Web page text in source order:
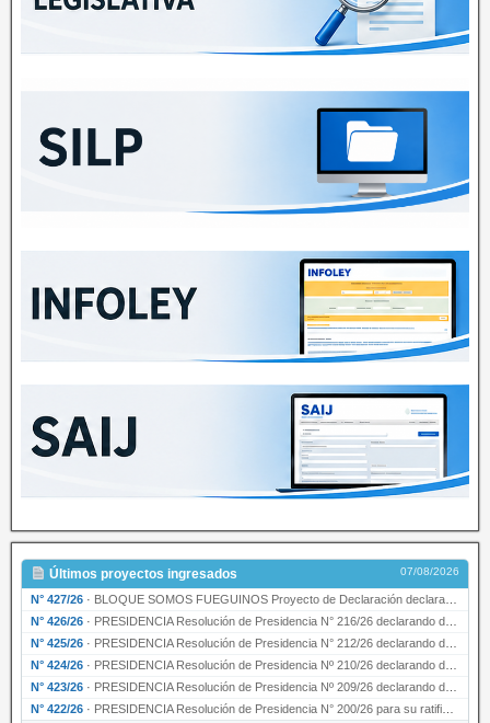
Últimos proyectos ingresados 07/08/2026
N° 427/26 · BLOQUE SOMOS FUEGUINOS Proyecto de Declaración declarando de interés provincial PRESIDENCI…
N° 426/26 · PRESIDENCIA Resolución de Presidencia N° 216/26 declarando de interés provincial la labor …
N° 425/26 · PRESIDENCIA Resolución de Presidencia N° 212/26 declarando de interés provincial el “50° A…
N° 424/26 · PRESIDENCIA Resolución de Presidencia Nº 210/26 declarando de interés provincial el proyec…
N° 423/26 · PRESIDENCIA Resolución de Presidencia Nº 209/26 declarando de interés provincial la presen…
N° 422/26 · PRESIDENCIA Resolución de Presidencia N° 200/26 para su ratificación.